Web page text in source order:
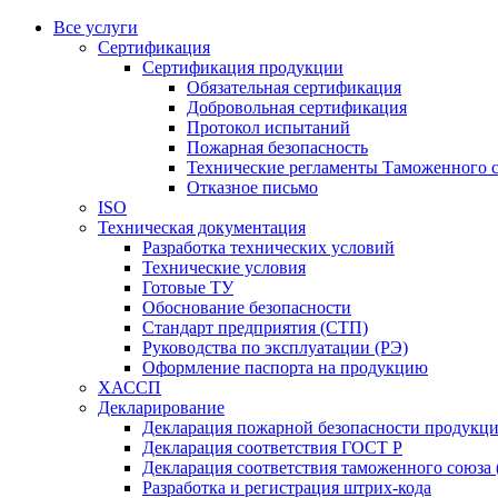
Все услуги
Сертификация
Сертификация продукции
Обязательная сертификация
Добровольная сертификация
Протокол испытаний
Пожарная безопасность
Технические регламенты Таможенного
Отказное письмо
ISO
Техническая документация
Разработка технических условий
Технические условия
Готовые ТУ
Обоснование безопасности
Стандарт предприятия (СТП)
Руководства по эксплуатации (РЭ)
Оформление паспорта на продукцию
ХАССП
Декларирование
Декларация пожарной безопасности
Декларация соответствия ГОСТ Р
Декларация соответствия таможенного
Разработка и регистрация штрих-кода